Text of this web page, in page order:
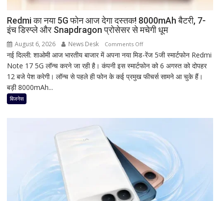
का
महत्व
Redmi का नया 5G फोन आज देगा दस्तक! 8000mAh बैटरी, 7-
इंच डिस्प्ले और Snapdragon प्रोसेसर से मचेगी धूम
August 6, 2026 News Desk Comments Offon
Redmi
का
नया
देगा
दस्तक!
8000mAh
7-
इंच
डिस्प्ले
और
नई दिल्ली: शाओमी आज भारतीय बाजार में अपना नया मिड-रेंज 5जी स्मार्टफोन Redmi
Note 17 5G लॉन्च करने जा रही है। कंपनी इस स्मार्टफोन को 6 अगस्त को दोपहर
12 बजे पेश करेगी। लॉन्च से पहले ही फोन के कई प्रमुख फीचर्स सामने आ चुके हैं।
बड़ी 8000mAh...
बिजनेस